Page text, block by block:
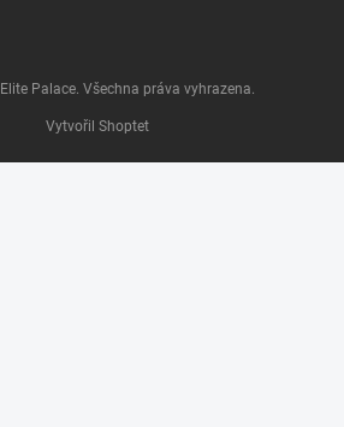
Vytvořil Shoptet
Elite Palace. Všechna práva vyhrazena.